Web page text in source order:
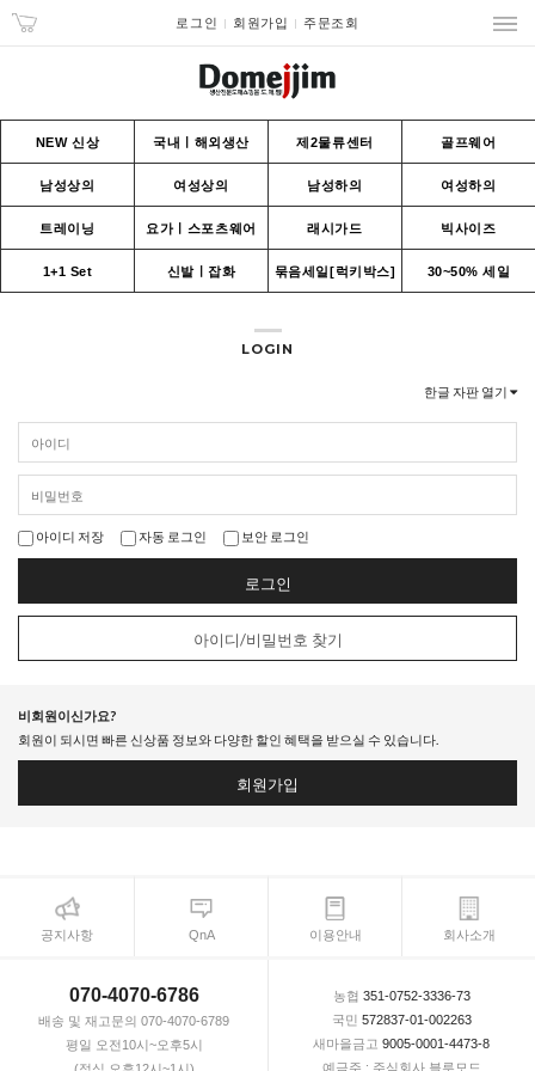
로그인 회원가입 주문조회
NEW 신상 국내ㅣ해외생산 제2물류센터 골프웨어
남성상의 여성상의 남성하의 여성하의
트레이닝 요가ㅣ스포츠웨어 래시가드 빅사이즈
1+1 Set 신발ㅣ잡화 묶음세일[럭키박스] 30~50% 세일
LOGIN
한글 자판 열기
아이디 저장 자동 로그인 보안 로그인
로그인
아이디/비밀번호 찾기
비회원이신가요?
회원이 되시면 빠른 신상품 정보와 다양한 할인 혜택을 받으실 수 있습니다.
회원가입
공지사항 QnA 이용안내 회사소개
070-4070-6786
배송 및 재고문의 070-4070-6789
평일 오전10시~오후5시
농협 351-0752-3336-73
국민 572837-01-002263
새마을금고 9005-0001-4473-8
예금주 : 주식회사 블루모드